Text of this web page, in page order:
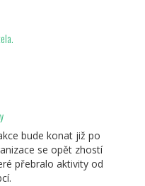
bude konat již po
se opět zhostí
přebralo aktivity od